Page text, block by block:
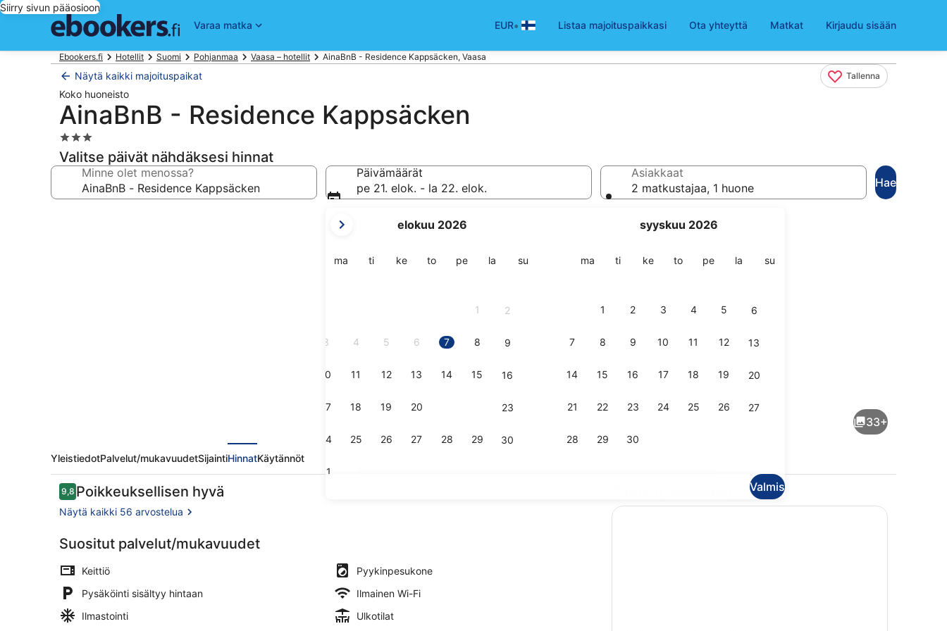
Siirry sivun pääosioon
Varaa matka
EUR• Listaa majoituspaikkasi Ota yhteyttä Matkat Kirjaudu sisään
Ebookers.fi Hotellit Suomi Pohjanmaa Vaasa – hotellit AinaBnB - Residence Kappsäcken, Vaasa
Näytä kaikki majoituspaikat Tallenna
Koko huoneisto
AinaBnB - Residence Kappsäcken
3.0
tähden
majoituspaikka
Valitse päivät nähdäksesi hinnat
Minne olet menossa?
Päivämäärät
pe 21. elok. - la 22. elok.
kuukautesi
August
elokuu 2026
mamaanantai
titiistaikekeskiviikko
totorstai
peperjantai
la lauantai
susunnuntai
1 2
3 4 5 6 7 8 9
10 11 12 13 14 15 16
17 18 19 20 23
24 25 26 27 28 29 30
31
syyskuu 2026
mamaanantai
titiistaikekeskiviikko
totorstai
peperjantai
la lauantai
susunnuntai
1 2 3 4 5 6
7 8 9 10 11 12 13
14 15 16 17 18 19 20
21 22 23 24 25 26 27
28 29 30
Valmis
Asiakkaat
2 matkustajaa, 1 huone
Hae
Kaupunkimökki, sauna (Bakery) | Yksityinen keittiö | Kahvin-/teenkeitin, uuni,
Portaikko
33+
YleistiedotPalvelut/mukavuudetSijaintiHinnatKäytännöt
Arvostelut
9,89,8 kautta 10.
Poikkeuksellisen hyvä
Näytä kaikki 56 arvostelua
Suositut palvelut/mukavuudet
Keittiö
Pyykinpesukone
Pysäköinti sisältyy hintaan
Ilmainen Wi-Fi
Ilmastointi
Ulkotilat